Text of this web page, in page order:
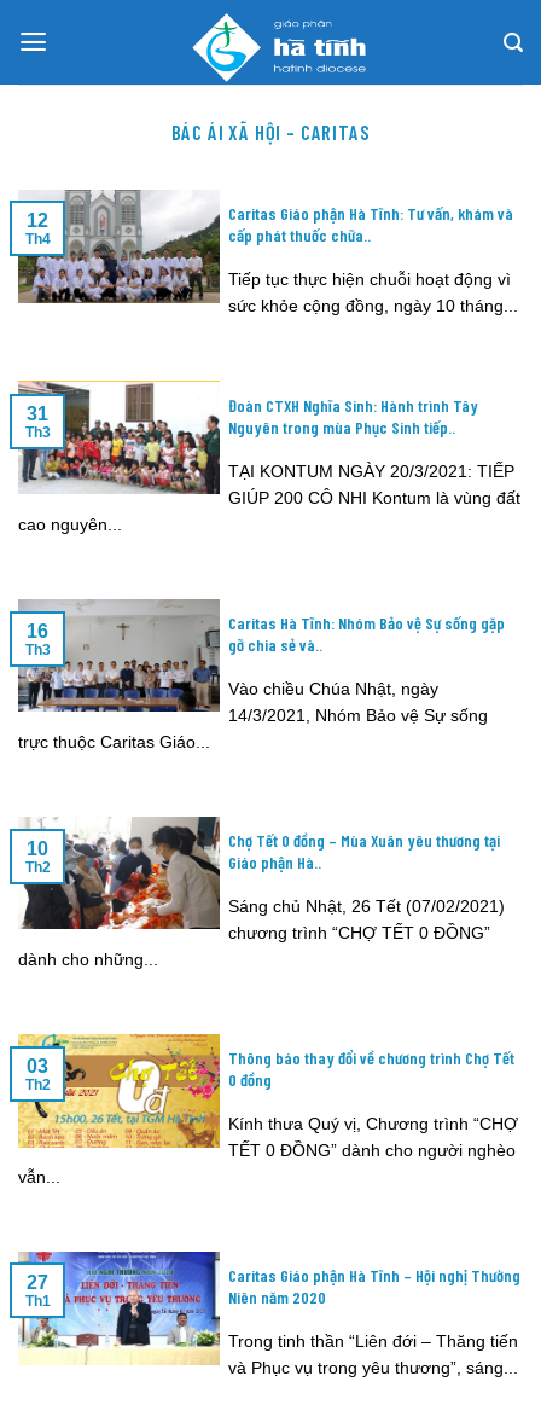
BÁC ÁI XÃ HỘI – CARITAS
Caritas Giáo phận Hà Tĩnh: Tư vấn, khám và
cấp phát thuốc chữa..
Tiếp tục thực hiện chuỗi hoạt động vì
sức khỏe cộng đồng, ngày 10 tháng...
12
Th4
Đoàn CTXH Nghĩa Sinh: Hành trình Tây
Nguyên trong mùa Phục Sinh tiếp..
TẠI KONTUM NGÀY 20/3/2021: TIẾP
GIÚP 200 CÔ NHI Kontum là vùng đất
cao nguyên...
31
Th3
Caritas Hà Tĩnh: Nhóm Bảo vệ Sự sống gặp
gỡ chia sẻ và..
Vào chiều Chúa Nhật, ngày
14/3/2021, Nhóm Bảo vệ Sự sống
trực thuộc Caritas Giáo...
16
Th3
Chợ Tết 0 đồng – Mùa Xuân yêu thương tại
Giáo phận Hà..
Sáng chủ Nhật, 26 Tết (07/02/2021)
chương trình “CHỢ TẾT 0 ĐỒNG”
dành cho những...
10
Th2
Thông báo thay đổi về chương trình Chợ Tết
0 đồng
Kính thưa Quý vị, Chương trình “CHỢ
TẾT 0 ĐỒNG” dành cho người nghèo
vẫn...
03
Th2
Caritas Giáo phận Hà Tĩnh – Hội nghị Thường
Niên năm 2020
Trong tinh thần “Liên đới – Thăng tiến
và Phục vụ trong yêu thương”, sáng...
27
Th1